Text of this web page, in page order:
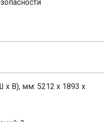
x В), мм: 5212 x 1893 x